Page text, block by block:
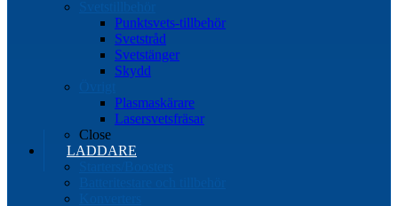
Punktsvets-tillbehör
Svetstråd
Svetstänger
Skydd
Plasmaskärare
Lasersvetsfräsar
Close
LADDARE